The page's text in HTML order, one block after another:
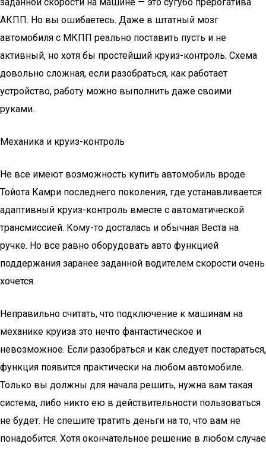
АКПП. Но вы ошибаетесь. Даже в штатный мозг
автомобиля с МКПП реально поставить пусть и не
активный, но хотя бы простейший круиз-контроль. Схема
довольно сложная, если разобраться, как работает
устройство, работу можно выполнить даже своими
руками.
Механика и круиз-контроль
Не все имеют возможность купить автомобиль вроде
Тойота Камри последнего поколения, где устанавливается
адаптивный круиз-контроль вместе с автоматической
трансмиссией. Кому-то досталась и обычная Веста на
ручке. Но все равно оборудовать авто функцией
поддержания заранее заданной водителем скорости очень
хочется.
Неправильно считать, что подключение к машинам на
механике круиза это нечто фантастическое и
невозможное. Если разобраться и как следует постараться,
функция появится практически на любом автомобиле.
Только вы должны для начала решить, нужна вам такая
система, либо никто ею в действительности пользоваться
не будет. Не спешите тратить деньги на то, что вам не
понадобится. Хотя окончательное решение в любом случае